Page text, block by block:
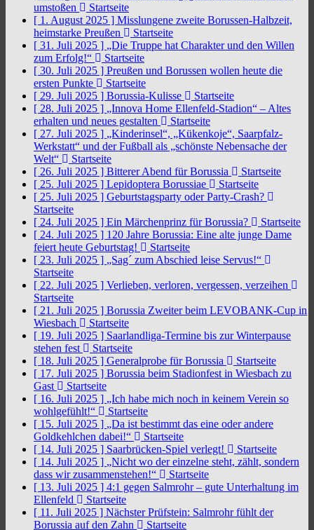
umstoßen
Startseite
[ 1. August 2025 ] Misslungene zweite Borussen-Halbzeit,
heimstarke Preußen
Startseite
[ 31. Juli 2025 ] „Die Truppe hat Charakter und den Willen
zum Erfolg!“
Startseite
[ 30. Juli 2025 ] Preußen und Borussen wollen heute die
ersten Punkte
Startseite
[ 29. Juli 2025 ] Borussia-Kulisse
Startseite
[ 28. Juli 2025 ] „Innova Home Ellenfeld-Stadion“ – Altes
erhalten und neues gestalten
Startseite
[ 27. Juli 2025 ] „Kinderinsel“, „Kükenkoje“, Saarpfalz-
Werkstatt“ und der Fußball als „schönste Nebensache der
Welt“
Startseite
[ 26. Juli 2025 ] Bitterer Abend für Borussia
Startseite
[ 25. Juli 2025 ] Lepidoptera Borussiae
Startseite
[ 25. Juli 2025 ] Geburtstagsparty oder Party-Crash?
Startseite
[ 24. Juli 2025 ] Ein Märchenprinz für Borussia?
Startseite
[ 24. Juli 2025 ] 120 Jahre Borussia: Eine alte junge Dame
feiert heute Geburtstag!
Startseite
[ 23. Juli 2025 ] „Sag´ zum Abschied leise Servus!“
Startseite
[ 22. Juli 2025 ] Verlieben, verloren, vergessen, verzeihen
Startseite
[ 21. Juli 2025 ] Borussia Zweiter beim LEVOBANK-Cup in
Wiesbach
Startseite
[ 19. Juli 2025 ] Saarlandliga-Termine bis zur Winterpause
stehen fest
Startseite
[ 18. Juli 2025 ] Generalprobe für Borussia
Startseite
[ 17. Juli 2025 ] Borussia beim Stadionfest in Wiesbach zu
Gast
Startseite
[ 16. Juli 2025 ] „Ich habe mich noch in keinem Verein so
wohlgefühlt!“
Startseite
[ 15. Juli 2025 ] „Da ist bestimmt das eine oder andere
Goldkehlchen dabei!“
Startseite
[ 14. Juli 2025 ] Saarbrücken-Spiel verlegt!
Startseite
[ 14. Juli 2025 ] „Nicht wo der einzelne steht, zählt, sondern
dass wir zusammenstehen!“
Startseite
[ 13. Juli 2025 ] 4:1 gegen Salmrohr – gute Unterhaltung im
Ellenfeld
Startseite
[ 11. Juli 2025 ] Nächster Prüfstein: Salmrohr fühlt der
Borussia auf den Zahn
Startseite